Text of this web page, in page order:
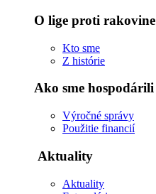
O lige proti rakovine
Kto sme
Z histórie
Ako sme hospodárili
Výročné správy
Použitie financií
Aktuality
Aktuality